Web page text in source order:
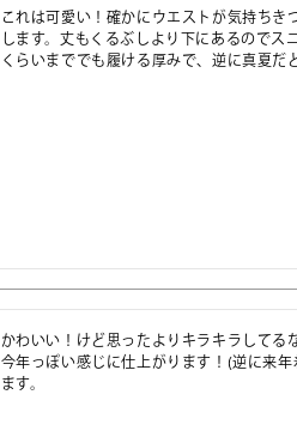
これは可愛い！確かにウエストが気持ち
します。丈もくるぶしより下にあるので
くらいまででも履ける厚みで、逆に真夏だ
かわいい！けど思ったよりキラキラして
今年っぽい感じに仕上がります！(逆に来
ます。